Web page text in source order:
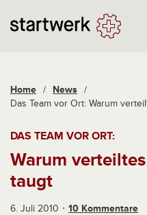
Home / News /
Das Team vor Ort: Warum
DAS TEAM VOR ORT:
Warum
taugt
6. Juli 2010 10 Kommentare